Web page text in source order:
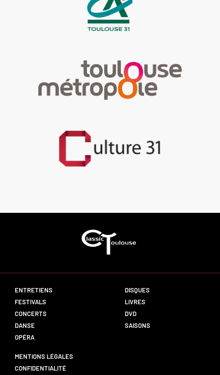
ENTRETIENS
FESTIVALS
CONCERTS
DANSE
OPÉRA
DISQUES
LIVRES
DVD
SAISONS
MENTIONS LÉGALES
CONFIDENTIALITÉ